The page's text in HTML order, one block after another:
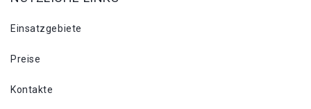
Einsatzgebiete
Preise
Kontakte